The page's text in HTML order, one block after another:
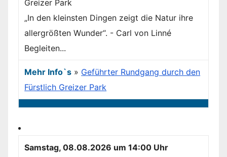
„In den kleinsten Dingen zeigt die Natur ihre
allergrößten Wunder“. - Carl von Linné
Begleiten...
Mehr Info`s » Geführter Rundgang durch den
Fürstlich Greizer Park
Samstag, 08.08.2026 um 14:00 Uhr